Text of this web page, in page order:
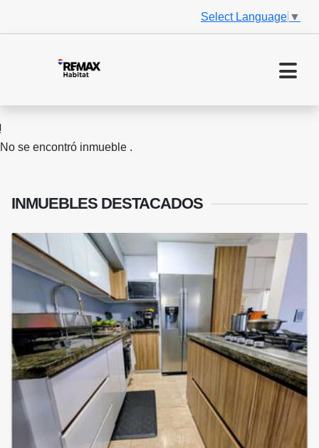
Select Language ▼
No se encontró inmueble .
INMUEBLES DESTACADOS